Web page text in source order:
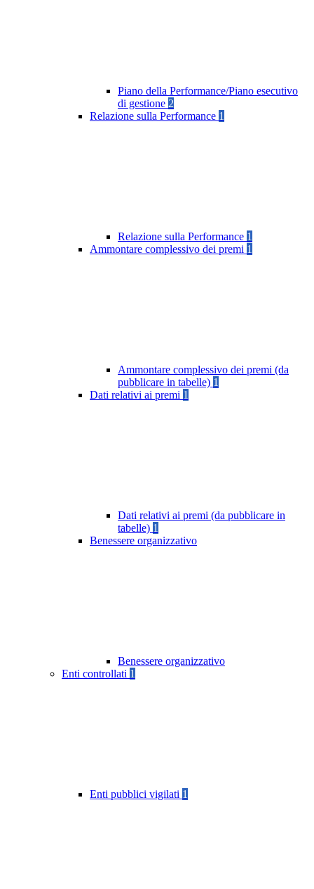
Piano della Performance/Piano esecutivo
di gestione 2
Relazione sulla Performance 1
Relazione sulla Performance 1
Ammontare complessivo dei premi 1
Ammontare complessivo dei premi (da
pubblicare in tabelle) 1
Dati relativi ai premi 1
Dati relativi ai premi (da pubblicare in
tabelle) 1
Benessere organizzativo
Benessere organizzativo
Enti controllati 1
Enti pubblici vigilati 1